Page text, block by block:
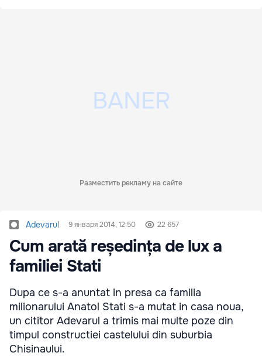
Разместить рекламу на сайте
Adevarul 9 января 2014, 12:50 22 657
Cum arată reședința de lux a
familiei Stati
Dupa ce s-a anuntat in presa ca familia
milionarului Anatol Stati s-a mutat in casa noua,
un cititor Adevarul a trimis mai multe poze din
timpul constructiei castelului din suburbia
Chisinaului.